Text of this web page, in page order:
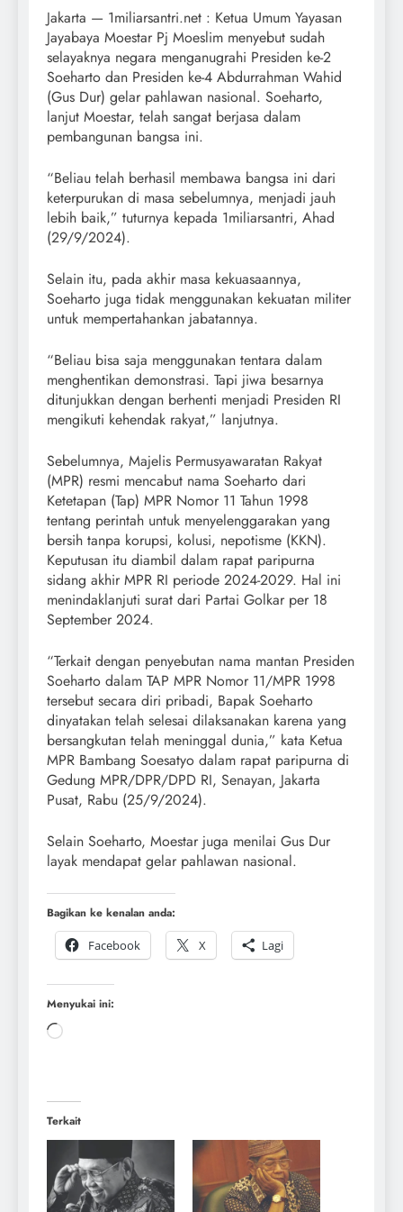
Jakarta — 1miliarsantri.net : Ketua Umum Yayasan
Jayabaya Moestar Pj Moeslim menyebut sudah
selayaknya negara menganugrahi Presiden ke-2
Soeharto dan Presiden ke-4 Abdurrahman Wahid
(Gus Dur) gelar pahlawan nasional. Soeharto,
lanjut Moestar, telah sangat berjasa dalam
pembangunan bangsa ini.
“Beliau telah berhasil membawa bangsa ini dari
keterpurukan di masa sebelumnya, menjadi jauh
lebih baik,” tuturnya kepada 1miliarsantri, Ahad
(29/9/2024).
Selain itu, pada akhir masa kekuasaannya,
Soeharto juga tidak menggunakan kekuatan militer
untuk mempertahankan jabatannya.
“Beliau bisa saja menggunakan tentara dalam
menghentikan demonstrasi. Tapi jiwa besarnya
ditunjukkan dengan berhenti menjadi Presiden RI
mengikuti kehendak rakyat,” lanjutnya.
Sebelumnya, Majelis Permusyawaratan Rakyat
(MPR) resmi mencabut nama Soeharto dari
Ketetapan (Tap) MPR Nomor 11 Tahun 1998
tentang perintah untuk menyelenggarakan yang
bersih tanpa korupsi, kolusi, nepotisme (KKN).
Keputusan itu diambil dalam rapat paripurna
sidang akhir MPR RI periode 2024-2029. Hal ini
menindaklanjuti surat dari Partai Golkar per 18
September 2024.
“Terkait dengan penyebutan nama mantan Presiden
Soeharto dalam TAP MPR Nomor 11/MPR 1998
tersebut secara diri pribadi, Bapak Soeharto
dinyatakan telah selesai dilaksanakan karena yang
bersangkutan telah meninggal dunia,” kata Ketua
MPR Bambang Soesatyo dalam rapat paripurna di
Gedung MPR/DPR/DPD RI, Senayan, Jakarta
Pusat, Rabu (25/9/2024).
Selain Soeharto, Moestar juga menilai Gus Dur
layak mendapat gelar pahlawan nasional.
Bagikan ke kenalan anda:
Facebook
X Lagi
Menyukai ini:
Terkait